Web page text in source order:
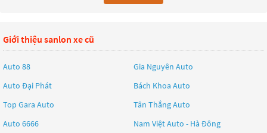
đường nét mượt mà và đường viền cứng cáp. Xe có kích thước nhỏ
Mitsubishi Attrage sử dụng động cơ xăng 1.2L MIVEC, cho công suất 76
mã lực và mô-men xoắn cực đại 100 Nm. Xe có tùy chọn hộp số tự
tiết kiệm nhiên liệu với mức tiêu thụ chỉ 4,8 lít/100km.
Ngoài ra, xe còn được trang bị nhiều tính năng tiện ích và an toàn như
hệ thống phanh ABS, phân phối lực phanh điện tử EBD, hệ thống
Giới thiệu sanlon xe cũ
Auto 88
Gia Nguyên Auto
Auto Đại Phát
Bách Khoa Auto
Top Gara Auto
Tân Thắng Auto
Auto 6666
Nam Việt Auto - Hà Đông